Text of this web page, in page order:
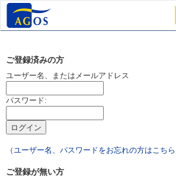
ご登録済みの方
ユーザー名、またはメールアドレス
パスワード:
（ユーザー名、パスワードをお忘れの方はこちら
ご登録が無い方